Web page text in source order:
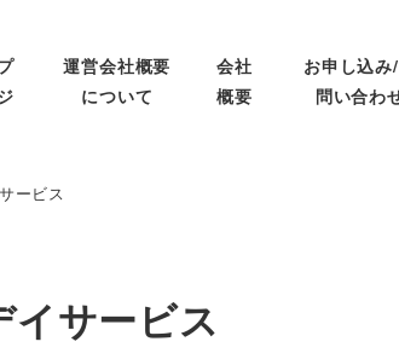
運営会社概要
について
会社
概要
お申し込み
問い合わ
ービス
イサービス